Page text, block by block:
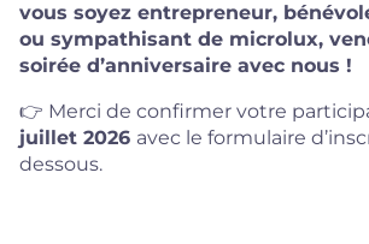
vous soyez entrepreneur,
ou sympathisant de microlux,
soirée d’anniversaire avec nous !
👉 Merci de confirmer votre
juillet 2026 avec le formulaire
dessous.